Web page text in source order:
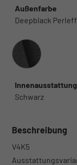
Außenfarbe
Deepblack
Innenausstattung
Innenausstattung
Schwarz
Beschreibung
V4K5